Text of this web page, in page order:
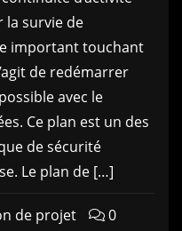
la survie de
important touchant
de redémarrer
avec le
Ce plan est un des
de sécurité
Le plan de […]
de projet 0